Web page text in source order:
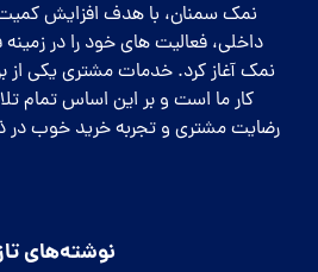
نمک سمنان، با هدف افزایش
داخلی، فعالیت های خود را در
نمک آغاز کرد. خدمات مشتری یکی از
کار ما است و بر این اساس تمام
رضایت مشتری و تجربه خرید خوب در
نوشته‌های